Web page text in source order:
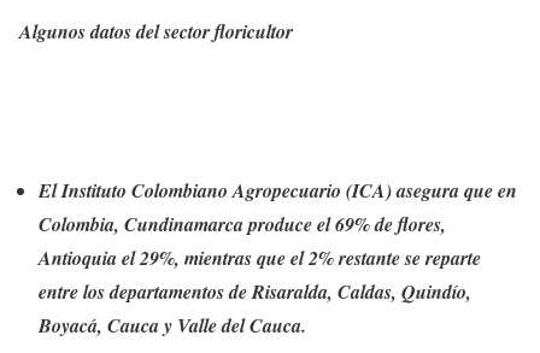
Algunos datos del sector floricultor
El Instituto Colombiano Agropecuario (ICA) asegura que en
Colombia, Cundinamarca produce el 69% de flores,
Antioquia el 29%, mientras que el 2% restante se reparte
entre los departamentos de Risaralda, Caldas, Quindío,
Boyacá, Cauca y Valle del Cauca.